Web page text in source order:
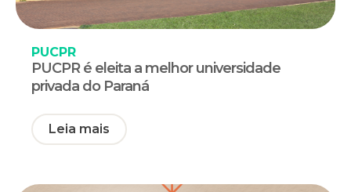
PUCPR
PUCPR é eleita a melhor universidade
privada do Paraná
Leia mais